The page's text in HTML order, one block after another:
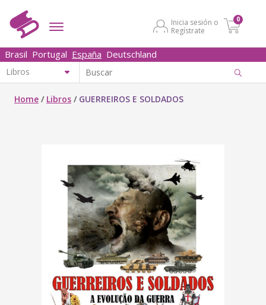
Inicia sesión o
Regístrate
0
Brasil Portugal España Deutschland
Home / Libros / GUERREIROS E SOLDADOS